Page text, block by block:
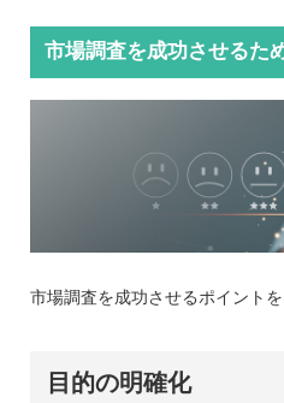
市場調査を成功させるた
市場調査を成功させるポイントを
目的の明確化